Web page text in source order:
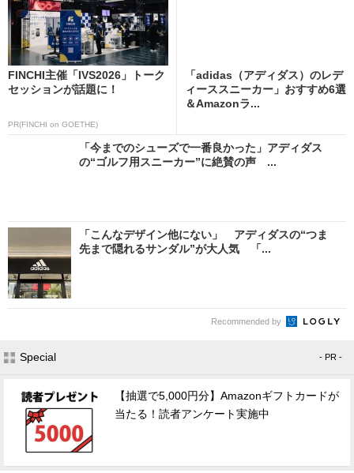
FINCHI主催「IVS2026」トーク
セッションが話題に！
PR(FINCHI on GOETHE)
「adidas（アディダス）のレデ
ィーススニーカー」おすすめ6選
＆Amazonラ...
「今までのシューズで一番良かった」アディダス
の“ゴルフ用スニーカー”に絶賛の声 ...
「こんなデザイン他にない」 アディダスの“つま
先まで隠れるサンダル”が大人気 「...
Recommended by
Special - PR -
【抽選で5,000円分】Amazonギフトカードが
当たる！読者アンケート実施中